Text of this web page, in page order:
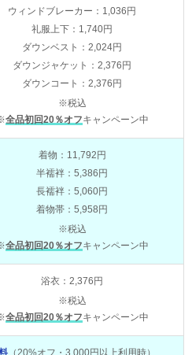
ウィンドブレーカー：1,036円
礼服上下：1,740円
ダウンベスト：2,024円
ダウンジャケット：2,376円
ダウンコート：2,376円
※税込
全品初回20％オフキャンペーン中
着物：11,792円
半襦袢：5,386円
長襦袢：5,060円
着物帯：5,958円
※税込
全品初回20％オフキャンペーン中
浴衣：2,376円
※税込
全品初回20％オフキャンペーン中